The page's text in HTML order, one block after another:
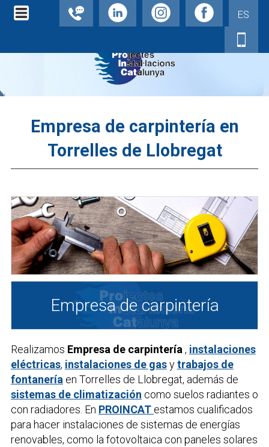
ES
Empresa de carpintería en
Torrelles de Llobregat
Empresa de carpintería
Realizamos Empresa de carpintería , instalaciones
eléctricas, instalaciones de gasytrabajos de
fontanería en Torrelles de Llobregat, además de
sistemas de climatización como suelos radiantes o
con radiadores. En PROINCAT estamos cualificados
para hacer instalaciones de sistemas de energías
renovables, como la fotovoltaica con paneles solares